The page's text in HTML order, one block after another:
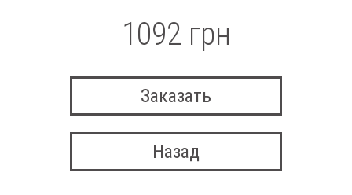
1092 грн
Заказать
Назад